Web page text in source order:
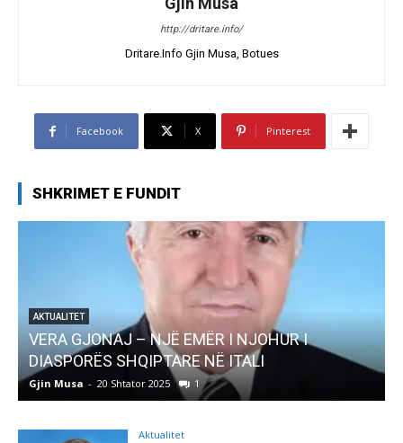
http://dritare.info/
Dritare.Info Gjin Musa, Botues
Facebook X Pinterest
SHKRIMET E FUNDIT
AKTUALITET
Pregaditi Gjin Musa-Rome- Shtator 2025
Gjin Musa - 8 Shtator 2025 0
Aktualitet